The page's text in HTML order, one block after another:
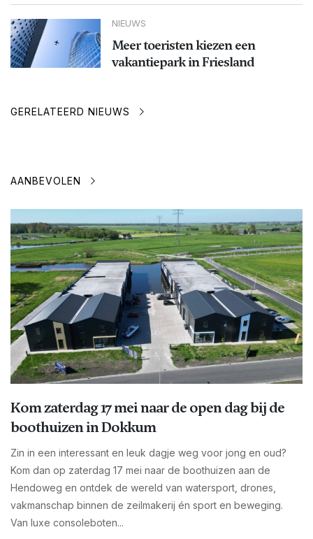
NIEUWS
Meer toeristen kiezen een
vakantiepark in Friesland
GERELATEERD NIEUWS
AANBEVOLEN
Kom zaterdag 17 mei naar de open dag bij de
boothuizen in Dokkum
Zin in een interessant en leuk dagje weg voor jong en oud?
Kom dan op zaterdag 17 mei naar de boothuizen aan de
Hendoweg en ontdek de wereld van watersport, drones,
vakmanschap binnen de zeilmakerij én sport en beweging.
Van luxe consoleboten...